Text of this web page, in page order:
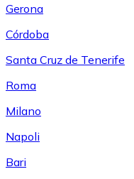
Gerona
Córdoba
Santa Cruz de Tenerife
Roma
Milano
Napoli
Bari